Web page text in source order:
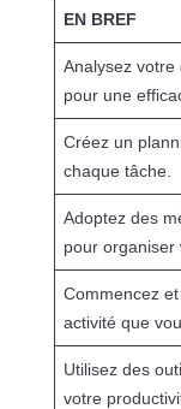
EN BREF
Analysez
pour une
Créez un
chaque tâche.
Adoptez des
pour organiser
Commencez
activité que
Utilisez des
votre